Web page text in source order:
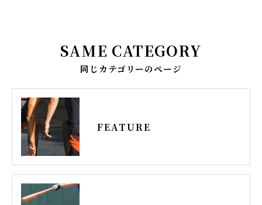
同じカテゴリーのページ
SAME CATEGORY
FEATURE